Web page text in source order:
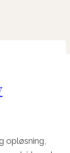
opløsning,